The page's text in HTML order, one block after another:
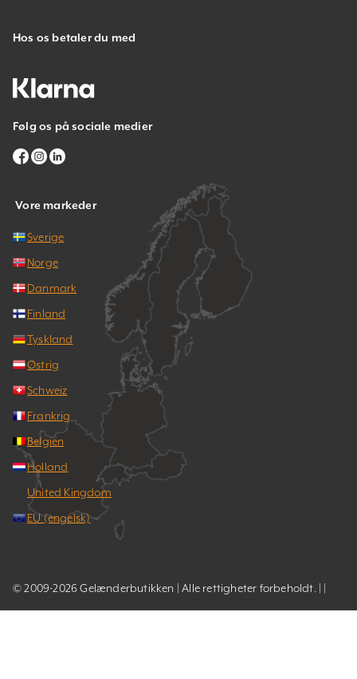
Hos os betaler du med
Følg os på sociale medier
Vore markeder
Sverige
Norge
Danmark
Finland
Tyskland
Østrig
Schweiz
Frankrig
Belgien
Holland
United Kingdom
EU (engelsk)
© 2009-2026 Gelænderbutikken | Alle rettigheter forbeholdt. | |